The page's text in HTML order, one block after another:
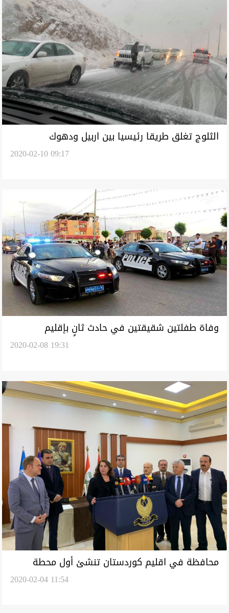
الثلوج تغلق طريقا رئيسيا بين اربيل ودهوك
2020-02-10 09:17
وفاة طفلتين شقيقتين في حادث ثانٍ بإقليم
2020-02-08 19:31
محافظة في اقليم كوردستان تنشئ أول محطة
2020-02-04 11:54